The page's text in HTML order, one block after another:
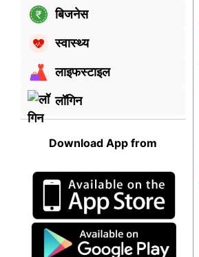
बिजनेस
स्वास्थ्य
लाइफस्टाइल
लॉगिन
Download App from